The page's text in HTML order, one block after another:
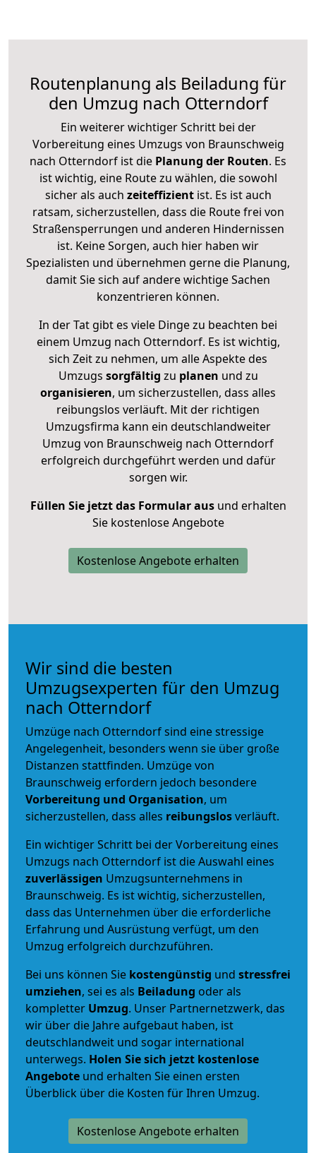
Routenplanung als Beiladung für
den Umzug nach Otterndorf
Ein weiterer wichtiger Schritt bei der
Vorbereitung eines Umzugs von Braunschweig
nach Otterndorf ist die Planung der Routen. Es
ist wichtig, eine Route zu wählen, die sowohl
sicher als auch zeiteffizientist. Es ist auch
ratsam, sicherzustellen, dass die Route frei von
Straßensperrungen und anderen Hindernissen
ist. Keine Sorgen, auch hier haben wir
Spezialisten und übernehmen gerne die Planung,
damit Sie sich auf andere wichtige Sachen
konzentrieren können.
In der Tat gibt es viele Dinge zu beachten bei
einem Umzug nach Otterndorf. Es ist wichtig,
sich Zeit zu nehmen, um alle Aspekte des
Umzugs sorgfältig zu planen und zu
organisieren, um sicherzustellen, dass alles
reibungslos verläuft. Mit der richtigen
Umzugsfirma kann ein deutschlandweiter
Umzug von Braunschweig nach Otterndorf
erfolgreich durchgeführt werden und dafür
sorgen wir.
Füllen Sie jetzt das Formular ausund erhalten
Sie kostenlose Angebote
Kostenlose Angebote erhalten
Wir sind die besten
Umzugsexperten für den Umzug
nach Otterndorf
Umzüge nach Otterndorf sind eine stressige
Angelegenheit, besonders wenn sie über große
Distanzen stattfinden. Umzüge von
Braunschweig erfordern jedoch besondere
Vorbereitung und Organisation, um
sicherzustellen, dass alles reibungslosverläuft.
Ein wichtiger Schritt bei der Vorbereitung eines
Umzugs nach Otterndorf ist die Auswahl eines
zuverlässigen Umzugsunternehmens in
Braunschweig. Es ist wichtig, sicherzustellen,
dass das Unternehmen über die erforderliche
Erfahrung und Ausrüstung verfügt, um den
Umzug erfolgreich durchzuführen.
Bei uns können Sie kostengünstig und stressfrei
umziehen, sei es als Beiladung oder als
kompletter Umzug. Unser Partnernetzwerk, das
wir über die Jahre aufgebaut haben, ist
deutschlandweit und sogar international
unterwegs. Holen Sie sich jetzt kostenlose
Angebote und erhalten Sie einen ersten
Überblick über die Kosten für Ihren Umzug.
Kostenlose Angebote erhalten